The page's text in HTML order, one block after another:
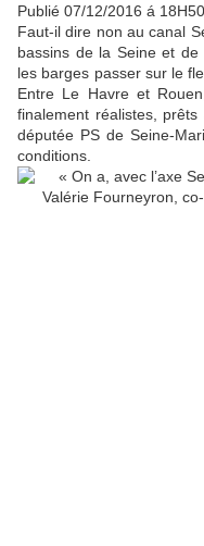
Publié 07/12/2016 á 18H50
Faut-il dire non au canal
bassins de la Seine et de
les barges passer sur le
Entre Le Havre et
finalement réalistes,
députée PS de Seine-
conditions.